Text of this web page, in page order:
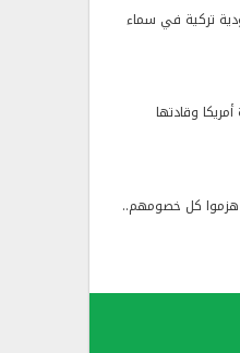
تركية في سماء
وقادتها
هزموا كل خصومهم..